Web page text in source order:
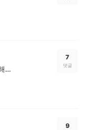
[우리동네병원추천] 수성H연합내과 추천해요!
7
댓글
9